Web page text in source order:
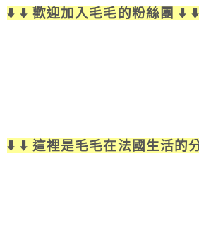
⬇️ ⬇️ 歡迎加入毛毛的粉絲團 ⬇️ ⬇️
⬇️ ⬇️ 這裡是毛毛在法國生活的